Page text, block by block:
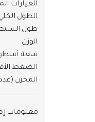
العيارات
الطول
طول
الوزن
سعة
الضغط
المخزن
معلومات